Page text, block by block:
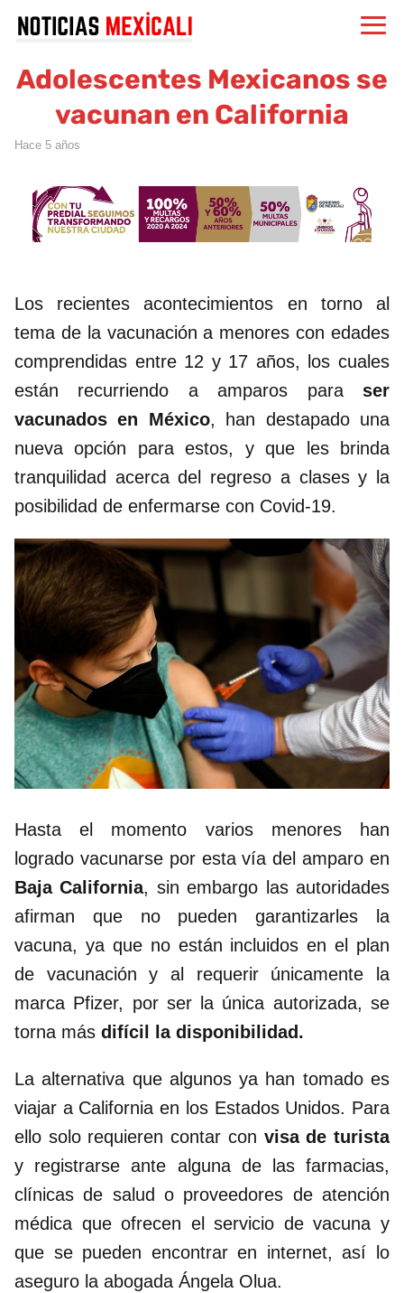
Adolescentes Mexicanos se
vacunan en California
hace 5 años
Los recientes acontecimientos en torno al
tema de la vacunación a menores con edades
comprendidas entre 12 y 17 años, los cuales
están recurriendo a amparos para ser
vacunados en México, han destapado una
nueva opción para estos, y que les brinda
tranquilidad acerca del regreso a clases y la
posibilidad de enfermarse con Covid-19.
Hasta el momento varios menores han
logrado vacunarse por esta vía del amparo en
Baja California, sin embargo las autoridades
afirman que no pueden garantizarles la
vacuna, ya que no están incluidos en el plan
de vacunación y al requerir únicamente la
marca Pfizer, por ser la única autorizada, se
torna más difícil la disponibilidad.
La alternativa que algunos ya han tomado es
viajar a California en los Estados Unidos. Para
ello solo requieren contar con visa de turista
y registrarse ante alguna de las farmacias,
clínicas de salud o proveedores de atención
médica que ofrecen el servicio de vacuna y
que se pueden encontrar en internet, así lo
aseguro la abogada Ángela Olua.